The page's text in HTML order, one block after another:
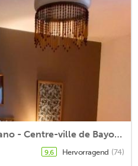
La Chambre d'Hote de Mano - Centre-ville de Bayonne
9,6 Hervorragend (74)